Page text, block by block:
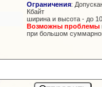
Ограничения:
Кбайт
ширина и высота - до
Возможны проблемы
при большом